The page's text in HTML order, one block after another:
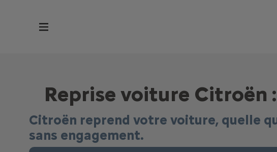
Reprise voiture
Citroën reprend votre voiture, quelle
sans engagement.